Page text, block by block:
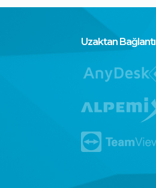
Uzaktan Bağlantı